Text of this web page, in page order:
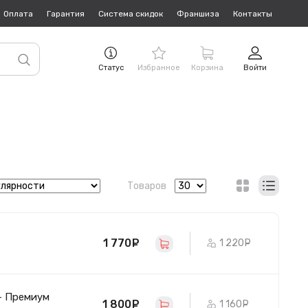
Оплата Гарантия Система скидок Франшиза Контакты
Статус Избранное Корзина Войти
Товаров
1 770 руб. 1 220
Премиум
1 800 руб. 1 160